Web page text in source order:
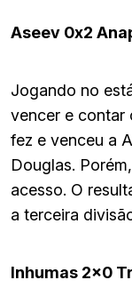
Aseev 0x2
Jogando no
vencer e contar
fez e venceu a
Douglas.
acesso. O
a terceira
Inhumas 2×0